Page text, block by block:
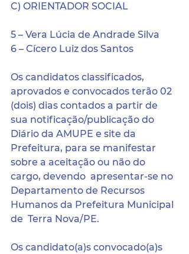
C) ORIENTADOR SOCIAL
5 – Vera Lúcia de Andrade Silva
6 – Cícero Luiz dos Santos
Os candidatos classificados,
aprovados e convocados terão 02
(dois) dias contados a partir de
sua notificação/publicação do
Diário da AMUPE e site da
Prefeitura, para se manifestar
sobre a aceitação ou não do
cargo, devendo  apresentar-se no
Departamento de Recursos
Humanos da Prefeitura Municipal
de  Terra Nova/PE.
Os candidato(a)s convocado(a)s